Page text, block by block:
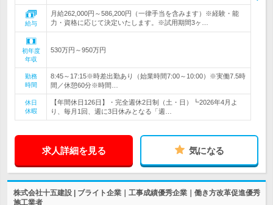
給与
月給262,000円～586,200円（一律手当を含みます）※経験・能
力・資格に応じて決定いたします。※試用期間3ヶ…
初年度
年収
530万円～950万円
勤務
時間
8:45～17:15※時差出勤あり（始業時間7:00～10:00）※実働7.5時
間／休憩60分※時間…
休日
休暇
【年間休日126日】・完全週休2日制（土・日）┗2026年4月よ
り、毎月1回、週に3日休みとなる「週…
求人詳細を見る 気になる
株式会社十五建設 | ブライト企業｜工事成績優秀企業｜働き方改革促進優秀
施工業者